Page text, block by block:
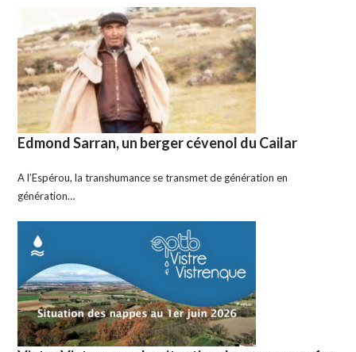
Edmond Sarran, un berger cévenol du Cailar
A l’Espérou, la transhumance se transmet de génération en
génération…